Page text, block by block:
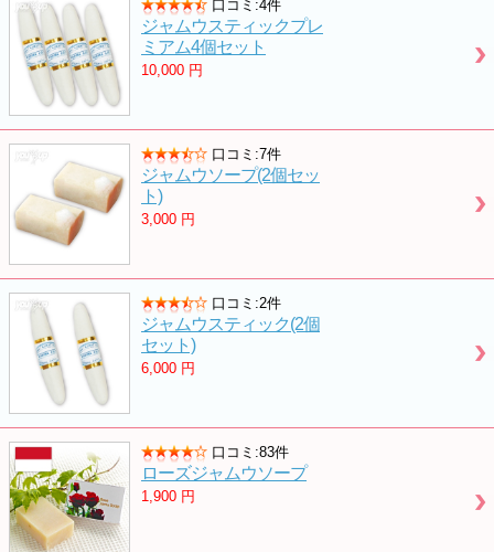
口コミ:4件
ジャムウスティックプレ
ミアム4個セット
10,000 円
口コミ:7件
ジャムウソープ(2個セッ
ト)
3,000 円
口コミ:2件
ジャムウスティック(2個
セット)
6,000 円
口コミ:83件
ローズジャムウソープ
1,900 円